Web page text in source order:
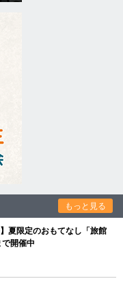
もっと見る
夏限定のおもてなし「旅館
開催中